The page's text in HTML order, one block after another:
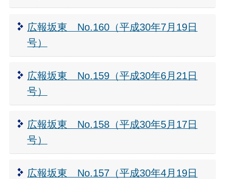
広報坂東 No.160（平成30年7月19日
号）
広報坂東 No.159（平成30年6月21日
号）
広報坂東 No.158（平成30年5月17日
号）
広報坂東 No.157（平成30年4月19日